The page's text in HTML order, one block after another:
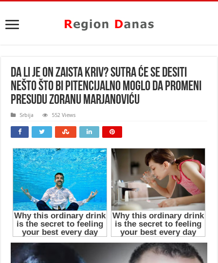
DA LI JE ON ZAISTA KRIV? Sutra će se desiti
nešto što bi pitencijalno moglo da promeni
PRESUDU Zoranu Marjanoviću
Srbija 552 Views